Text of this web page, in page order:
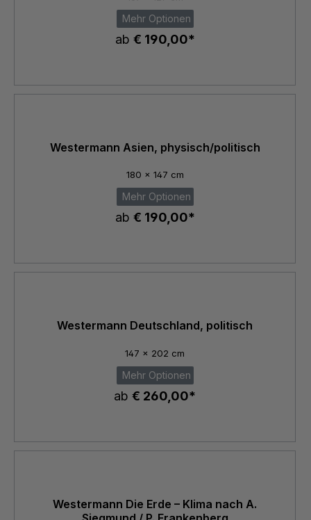
Mehr Optionen
ab € 190,00*
Westermann Asien, physisch/politisch
180 x 147 cm
Mehr Optionen
ab € 190,00*
Westermann Deutschland, politisch
147 x 202 cm
Mehr Optionen
ab € 260,00*
Westermann Die Erde – Klima nach A.